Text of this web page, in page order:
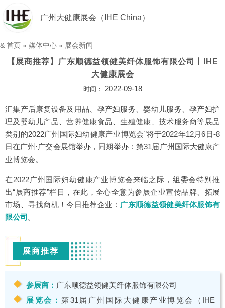
广州大健康展会（IHE China）
& 首页 » 媒体中心 » 展会新闻
【展商推荐】广东顺德益领健美纤体服饰有限公司丨IHE
大健康展会
时间： 2022-09-18
汇集产后康复设备及用品、孕产妇服务、婴幼儿服务、孕产妇护
理及婴幼儿产品、营养健康食品、生殖健康、技术服务商等展品
类别的2022广州国际妇幼健康产业博览会”将于2022年12月6日-8
日在广州·广交会展馆举办，同期举办：第31届广州国际大健康产
业博览会。
在2022广州国际妇幼健康产业博览会来临之际，组委会特别推
出“展商推荐”栏目，在此，全心全意为参展企业宣传品牌、拓展
市场、寻找商机！今日推荐企业： 广东顺德益领健美纤体服饰有
限公司 。
展商推荐
参展商： 广东顺德益领健美纤体服饰有限公司
展览会： 第31届广州国际大健康产业博览会（IHE